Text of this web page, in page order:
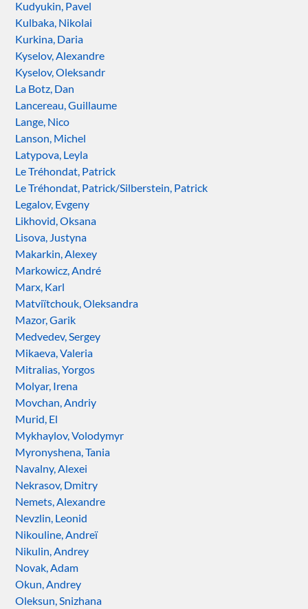
Kudyukin, Pavel
Kulbaka, Nikolai
Kurkina, Daria
Kyselov, Alexandre
Kyselov, Oleksandr
La Botz, Dan
Lancereau, Guillaume
Lange, Nico
Lanson, Michel
Latypova, Leyla
Le Tréhondat, Patrick
Le Tréhondat, Patrick/Silberstein, Patrick
Legalov, Evgeny
Likhovid, Oksana
Lisova, Justyna
Makarkin, Alexey
Markowicz, André
Marx, Karl
Matviïtchouk, Oleksandra
Mazor, Garik
Medvedev, Sergey
Mikaeva, Valeria
Mitralias, Yorgos
Molyar, Irena
Movchan, Andriy
Murid, El
Mykhaylov, Volodymyr
Myronyshena, Tania
Navalny, Alexei
Nekrasov, Dmitry
Nemets, Alexandre
Nevzlin, Leonid
Nikouline, Andreï
Nikulin, Andrey
Novak, Adam
Okun, Andrey
Oleksun, Snizhana